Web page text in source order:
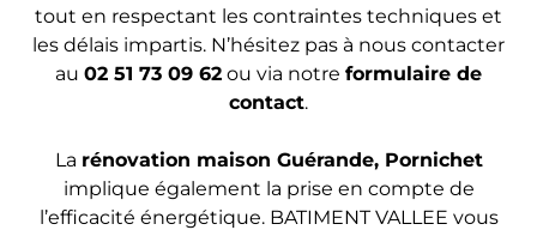
tout en respectant les contraintes techniques et
les délais impartis. N’hésitez pas à nous contacter
au 02 51 73 09 62 ou via notre formulaire de
contact.
La rénovation maison Guérande, Pornichet
implique également la prise en compte de
l’efficacité énergétique. BATIMENT VALLEE vous